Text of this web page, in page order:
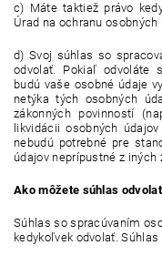
c) Máte taktiež právo
Úrad na ochranu osobných
d) Svoj súhlas so
odvolať. Pokiaľ odvoláte
budú vaše osobné údaje
netýka tých osobných
zákonných povinností
likvidácii osobných
nebudú potrebné pre
údajov neprípustné z iných
Ako môžete súhlas
Súhlas so spracúvaním
kedykoľvek odvolať.